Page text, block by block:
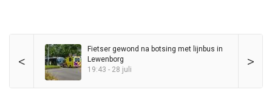
< >
Fietser gewond na botsing met lijnbus in
Lewenborg
19:43 - 28 juli